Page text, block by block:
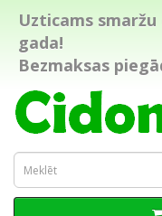
Uzticams
gada!
Bezmaksas